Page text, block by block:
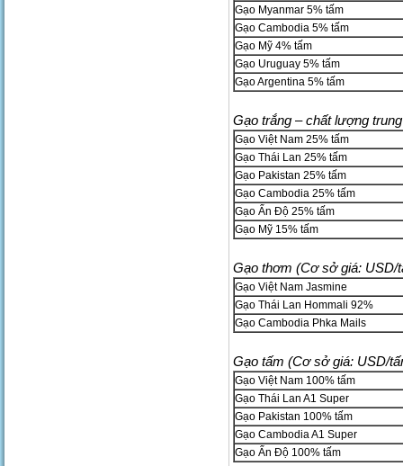
Gạo Myanmar 5% tấm
Gạo Cambodia 5% tấm
Gạo Mỹ 4% tấm
Gạo Uruguay 5% tấm
Gạo Argentina 5% tấm
Gạo trắng – chất lượng
Gạo Việt Nam 25% tấm
Gạo Thái Lan 25% tấm
Gạo Pakistan 25% tấm
Gạo Cambodia 25% tấm
Gạo Ấn Độ 25% tấm
Gạo Mỹ 15% tấm
Gạo thơm (Cơ sở giá: USD/
Gạo Việt Nam Jasmine
Gạo Thái Lan Hommali 92%
Gạo Cambodia Phka Mails
Gạo tấm (Cơ sở giá: USD/
Gạo Việt Nam 100% tấm
Gạo Thái Lan A1 Super
Gạo Pakistan 100% tấm
Gạo Cambodia A1 Super
Gạo Ấn Độ 100% tấm